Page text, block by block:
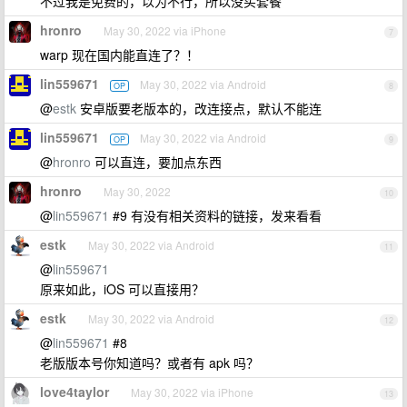
7
hronro May 30, 2022 via iPhone
warp 现在国内能直连了？！
8
lin559671 OP May 30, 2022 via Android
@estk 安卓版要老版本的，改连接点，默认不能连
9
lin559671 OP May 30, 2022 via Android
@hronro 可以直连，要加点东西
10
hronro May 30, 2022
@lin559671 #9 有没有相关资料的链接，发来看看
11
estk May 30, 2022 via Android
@lin559671
原来如此，iOS 可以直接用？
12
estk May 30, 2022 via Android
@lin559671 #8
老版版本号你知道吗？或者有 apk 吗？
13
love4taylor May 30, 2022 via iPhone